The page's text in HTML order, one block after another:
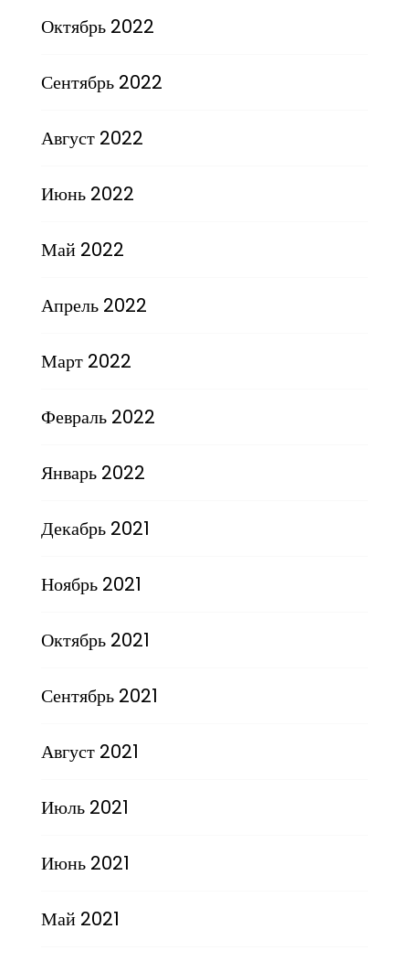
Октябрь 2022
Сентябрь 2022
Август 2022
Июнь 2022
Май 2022
Апрель 2022
Март 2022
Февраль 2022
Январь 2022
Декабрь 2021
Ноябрь 2021
Октябрь 2021
Сентябрь 2021
Август 2021
Июль 2021
Июнь 2021
Май 2021